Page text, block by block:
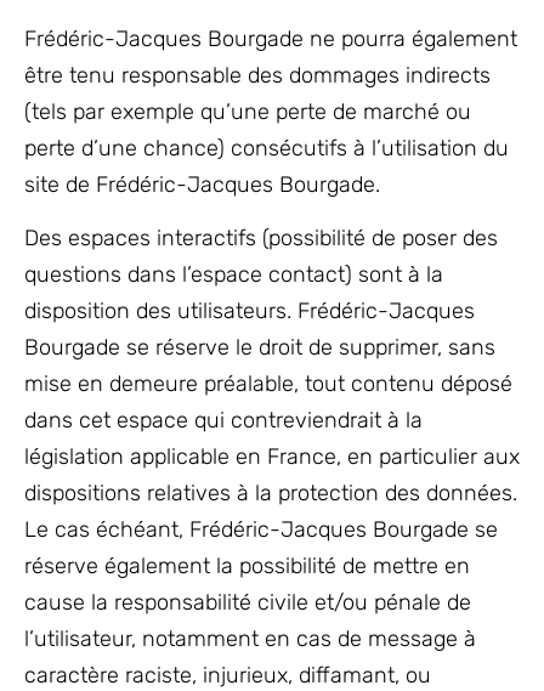
Frédéric-Jacques Bourgade ne pourra également
être tenu responsable des dommages indirects
(tels par exemple qu’une perte de marché ou
perte d’une chance) consécutifs à l’utilisation du
site de Frédéric-Jacques Bourgade.
Des espaces interactifs (possibilité de poser des
questions dans l’espace contact) sont à la
disposition des utilisateurs. Frédéric-Jacques
Bourgade se réserve le droit de supprimer, sans
mise en demeure préalable, tout contenu déposé
dans cet espace qui contreviendrait à la
législation applicable en France, en particulier aux
dispositions relatives à la protection des données.
Le cas échéant, Frédéric-Jacques Bourgade se
réserve également la possibilité de mettre en
cause la responsabilité civile et/ou pénale de
l’utilisateur, notamment en cas de message à
caractère raciste, injurieux, diffamant, ou